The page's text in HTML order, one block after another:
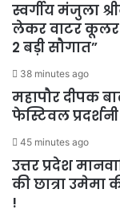
स्वर्गीय मंजुला
लेकर वाटर कूलर
2 बड़ी सौगात”
38 minutes ago
महापौर दीपक
फेस्टिवल
45 minutes ago
उत्तर प्रदेश
की छात्रा
!